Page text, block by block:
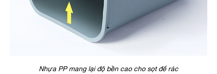
Nhựa PP mang lại độ bền cao cho sọt để rác